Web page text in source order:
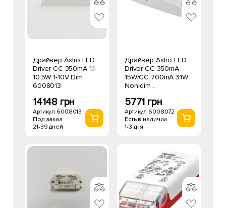
Драйвер Astro LED
Driver CC 350mA 1.1-
10.5W 1-10V Dim
6008013
14148 грн
Артикул 6008013
Под заказ
21-39 дней
Драйвер Astro LED
Driver CC 350mA
15W/CC 700mA 31W
Non-dim ..
5771 грн
Артикул 6008072
Есть в наличии
1-3 дня